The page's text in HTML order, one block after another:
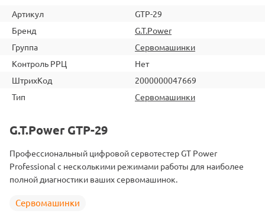
Артикул
GTP-29
Бренд
G.T.Power
Группа
Сервомашинки
Контроль РРЦ
Нет
ШтрихКод
2000000047669
Тип
Сервомашинки
G.T.Power GTP-29
Профессиональный цифровой сервотестер GT Power
Professional с несколькими режимами работы для наиболее
полной диагностики ваших сервомашинок.
Сервомашинки